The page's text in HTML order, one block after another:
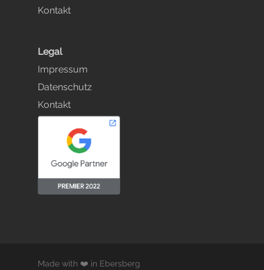
Kontakt
Legal
Impressum
Datenschutz
Kontakt
Made with ❤️ in Ebersberg